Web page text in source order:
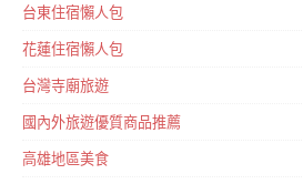
台東住宿懶人包
花蓮住宿懶人包
台灣寺廟旅遊
國內外旅遊優質商品推薦
高雄地區美食